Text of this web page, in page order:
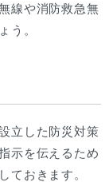
線や消防救急無
う。
立した防災対策
示を伝えるため
ておきます。